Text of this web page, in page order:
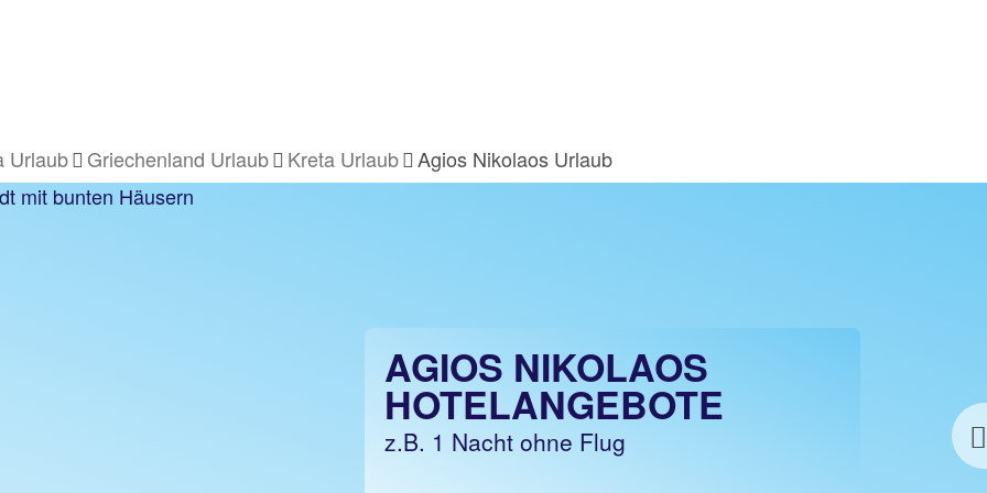
Urlaub Griechenland Urlaub Kreta Urlaub Agios Nikolaos Urlaub
AGIOS NIKOLAOS
HOTELANGEBOTE
z.B. 1 Nacht ohne Flug